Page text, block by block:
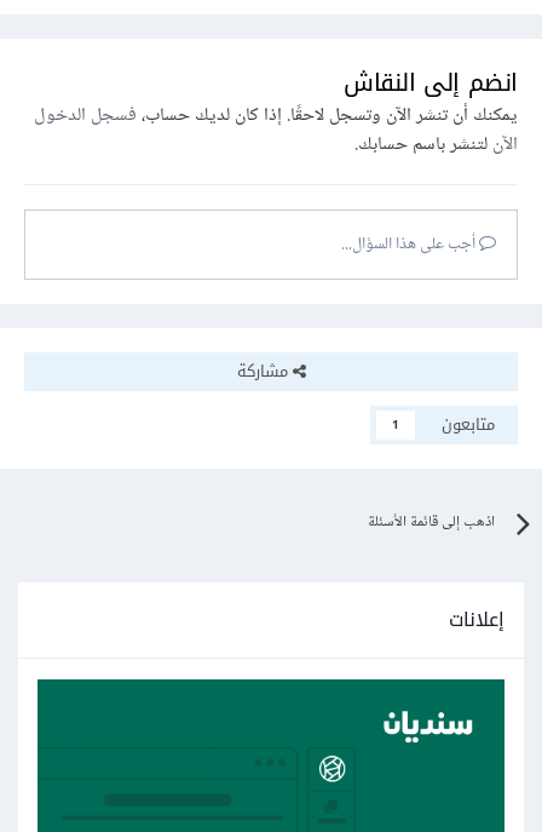
انضم إلى النقاش
يمكنك أن تنشر الآن وتسجل لاحقًا. إذا كان لديك حساب،فسجل الدخول
الآنلتنشر باسم حسابك.
أجب على هذا السؤال...
مشاركة
متابعون
1
اذهب إلى قائمة الأسئلة
إعلانات